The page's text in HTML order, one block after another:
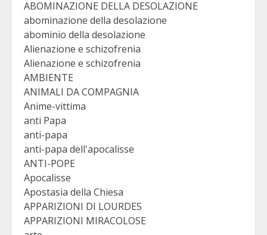
ABOMINAZIONE DELLA DESOLAZIONE
abominazione della desolazione
abominio della desolazione
Alienazione e schizofrenia
Alienazione e schizofrenia
AMBIENTE
ANIMALI DA COMPAGNIA
Anime-vittima
anti Papa
anti-papa
anti-papa dell'apocalisse
ANTI-POPE
Apocalisse
Apostasia della Chiesa
APPARIZIONI DI LOURDES
APPARIZIONI MIRACOLOSE